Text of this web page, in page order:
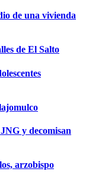
de una vivienda
de El Salto
y decomisan
arzobispo